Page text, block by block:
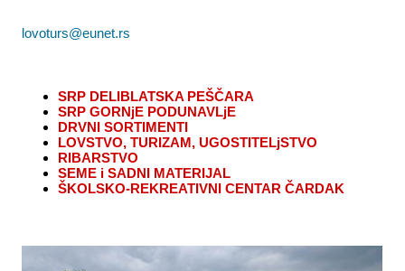
lovoturs@eunet.rs
SRP DELIBLATSKA PEŠČARA
SRP GORNjE PODUNAVLjE
DRVNI SORTIMENTI
LOVSTVO, TURIZAM, UGOSTITELjSTVO
RIBARSTVO
SEME i SADNI MATERIJAL
ŠKOLSKO-REKREATIVNI CENTAR ČARDAK